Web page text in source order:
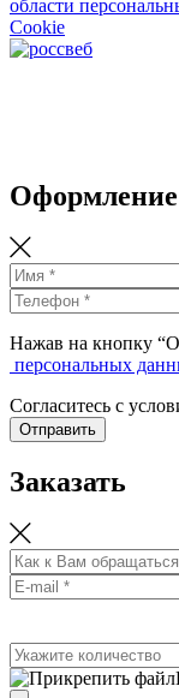
области
Cookie
Нажав на кнопку
персональных
Согласитесь с
Отправить
Заказать